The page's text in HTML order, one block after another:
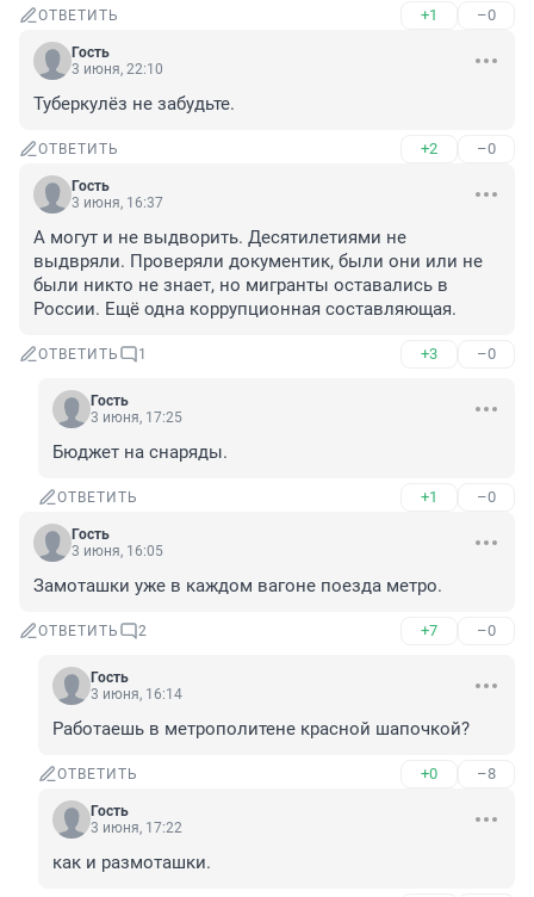
ОТВЕТИТЬ +1 –0
Гость
3 июня, 22:10
Туберкулёз не забудьте.
ОТВЕТИТЬ +2 –0
Гость
3 июня, 16:37
А могут и не выдворить. Десятилетиями не
выдвряли. Проверяли документик, были они или не
были никто не знает, но мигранты оставались в
России. Ещё одна коррупционная составляющая.
ОТВЕТИТЬ 1 +3 –0
Гость
3 июня, 17:25
Бюджет на снаряды.
ОТВЕТИТЬ +1 –0
Гость
3 июня, 16:05
Замоташки уже в каждом вагоне поезда метро.
ОТВЕТИТЬ 2 +7 –0
Гость
3 июня, 16:14
Работаешь в метрополитене красной шапочкой?
ОТВЕТИТЬ +0 –8
Гость
3 июня, 17:22
как и размоташки.